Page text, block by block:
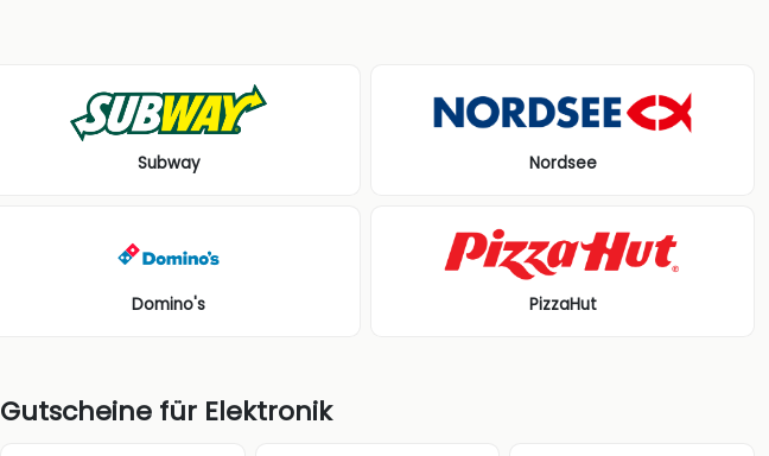
Subway Nordsee
Domino's PizzaHut
Gutscheine für Elektronik